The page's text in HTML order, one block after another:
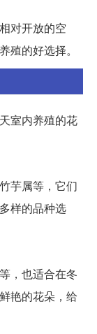
对开放的空
殖的好选择。
室内养殖的花
芋属等，它们
样的品种选
，也适合在冬
艳的花朵，给